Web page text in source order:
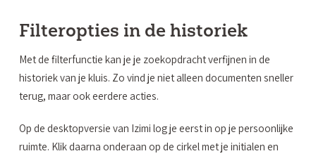
Filteropties in de historiek
Met de filterfunctie kan je je zoekopdracht verfijnen in de
historiek van je kluis. Zo vind je niet alleen documenten sneller
terug, maar ook eerdere acties.
Op de desktopversie van Izimi log je eerst in op je persoonlijke
ruimte. Klik daarna onderaan op de cirkel met je initialen en